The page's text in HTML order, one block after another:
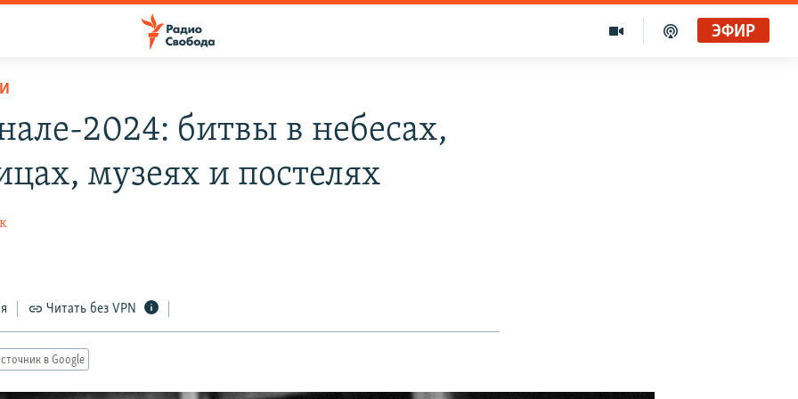
ЭФИР
2024: битвы в небесах,
музеях и постелях
Читать без VPN
в Google